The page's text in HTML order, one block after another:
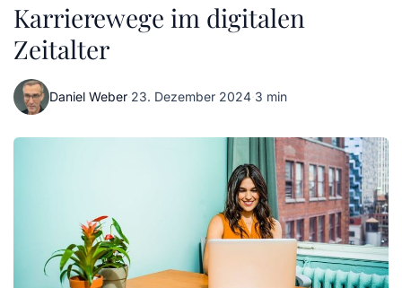
Karrierewege im digitalen
Zeitalter
Daniel Weber·23. Dezember 2024·3 min